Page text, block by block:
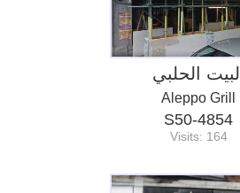
البيت الحلبي
Aleppo Grill
S50-4854
Visits: 164